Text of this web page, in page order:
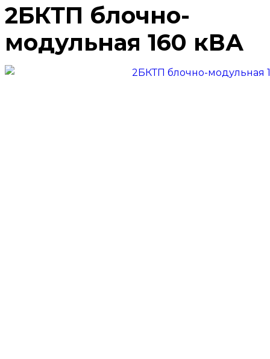
2БКТП блочно-
модульная 160 кВА